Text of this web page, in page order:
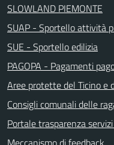
SLOWLAND PIEMONTE
SUAP - Sportello attività
SUE - Sportello edilizia
PAGOPA - Pagamenti
Aree protette del Ticino e
Consigli comunali delle
Portale trasparenza